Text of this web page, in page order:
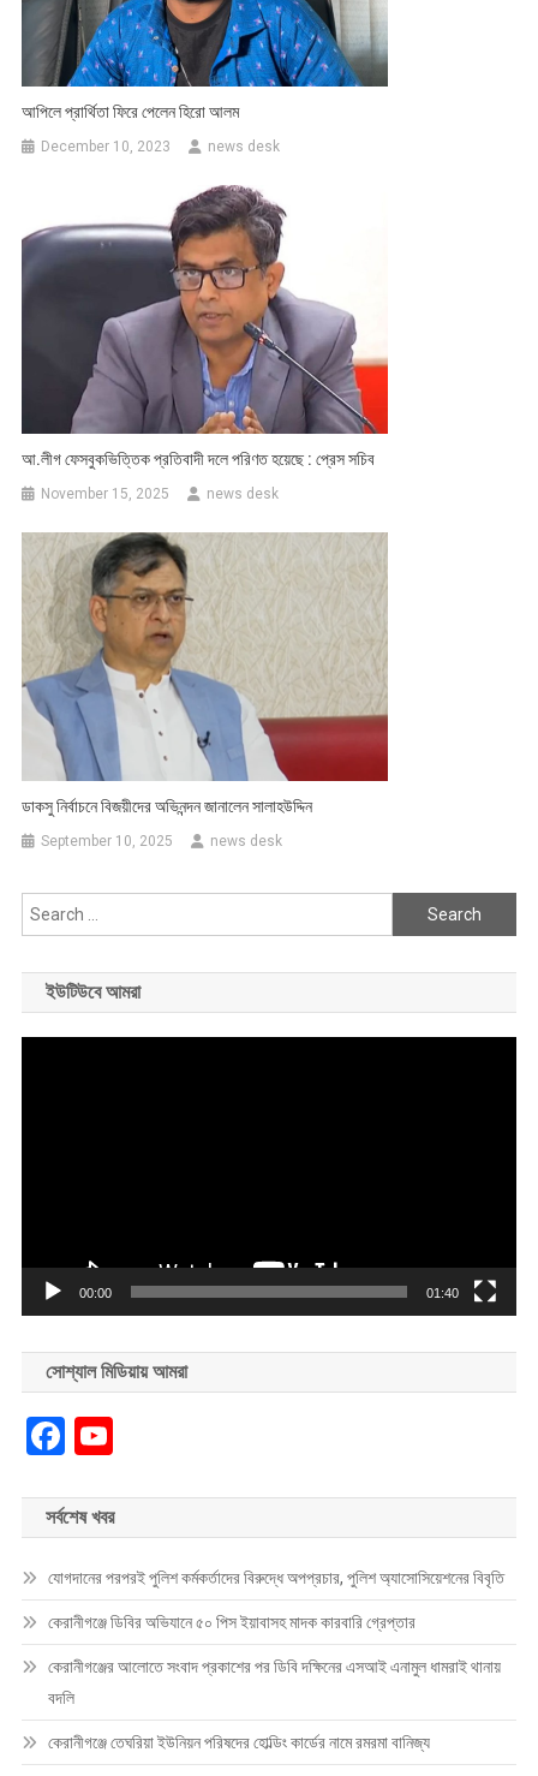
আপিলে প্রার্থিতা ফিরে পেলেন হিরো আলম
December 10, 2023 news desk
আ.লীগ ফেসবুকভিত্তিক প্রতিবাদী দলে পরিণত হয়েছে : প্রেস সচিব
November 15, 2025 news desk
ডাকসু নির্বাচনে বিজয়ীদের অভিনন্দন জানালেন সালাহউদ্দিন
September 10, 2025 news desk
Search
for:
ইউটিউবে আমরা
00:00 01:40
সোশ্যাল মিডিয়ায় আমরা
Facebook
YouTube
সর্বশেষ খবর
যোগদানের পরপরই পুলিশ কর্মকর্তাদের বিরুদ্ধে অপপ্রচার, পুলিশ অ্যাসোসিয়েশনের বিবৃতি
কেরানীগঞ্জে ডিবির অভিযানে ৫০ পিস ইয়াবাসহ মাদক কারবারি গ্রেপ্তার
কেরানীগঞ্জের আলোতে সংবাদ প্রকাশের পর ডিবি দক্ষিনের এসআই এনামুল ধামরাই থানায়
বদলি
কেরানীগঞ্জে তেঘরিয়া ইউনিয়ন পরিষদের হোল্ডিং কার্ডের নামে রমরমা বানিজ্য